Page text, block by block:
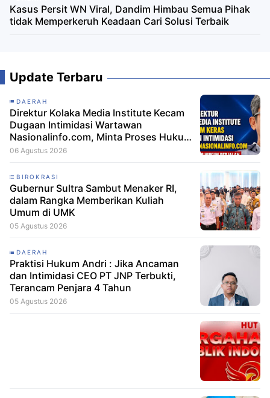
Kasus Persit WN Viral, Dandim Himbau Semua Pihak
tidak Memperkeruh Keadaan Cari Solusi Terbaik
Update Terbaru
DAERAH
Direktur Kolaka Media Institute Kecam
Dugaan Intimidasi Wartawan
Nasionalinfo.com, Minta Proses Hukum
Berjalan
06 Agustus 2026
BIROKRASI
Gubernur Sultra Sambut Menaker RI,
dalam Rangka Memberikan Kuliah
Umum di UMK
05 Agustus 2026
DAERAH
Praktisi Hukum Andri : Jika Ancaman
dan Intimidasi CEO PT JNP Terbukti,
Terancam Penjara 4 Tahun
05 Agustus 2026